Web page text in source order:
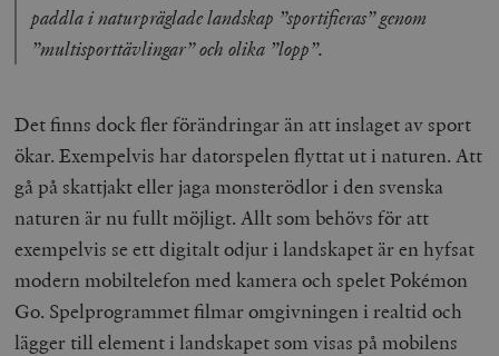
paddla i naturpräglade landskap ”sportifieras” genom
”multisporttävlingar” och olika ”lopp”.
Det finns dock fler förändringar än att inslaget av sport
ökar. Exempelvis har datorspelen flyttat ut i naturen. Att
gå på skattjakt eller jaga monsterödlor i den svenska
naturen är nu fullt möjligt. Allt som behövs för att
exempelvis se ett digitalt odjur i landskapet är en hyfsat
modern mobiltelefon med kamera och spelet Pokémon
Go. Spelprogrammet filmar omgivningen i realtid och
lägger till element i landskapet som visas på mobilens